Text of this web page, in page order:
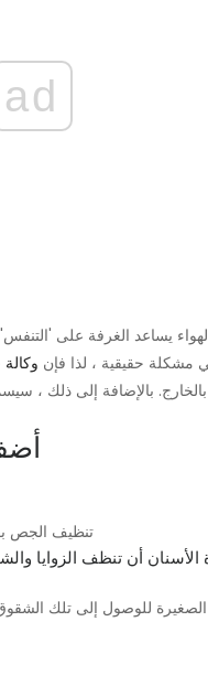
ad
يساعد الغرفة على 'التنفس'
مشكلة حقيقية ، لذا فإن وكالة
4.
تنظيف الجص
للوصول إلى تلك